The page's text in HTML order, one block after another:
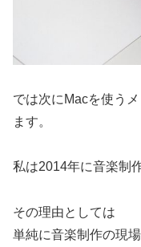
では次にMacを使う
ます。
私は2014年に音楽制
その理由としては
単純に音楽制作の現